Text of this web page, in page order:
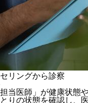
リングから診察
当医師」が健康状態
りの状態を確認し、